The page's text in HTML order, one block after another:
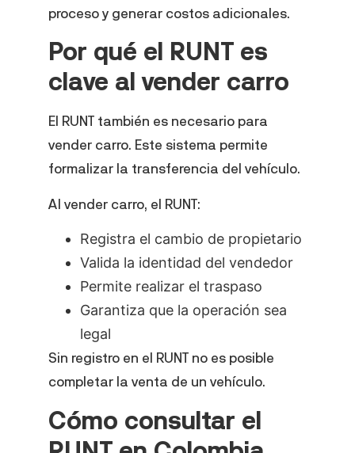
proceso y generar costos adicionales.
Por qué el RUNT es
clave al vender carro
El RUNT también es necesario para
vender carro. Este sistema permite
formalizar la transferencia del vehículo.
Al vender carro, el RUNT:
Registra el cambio de propietario
Valida la identidad del vendedor
Permite realizar el traspaso
Garantiza que la operación sea
legal
Sin registro en el RUNT no es posible
completar la venta de un vehículo.
Cómo consultar el